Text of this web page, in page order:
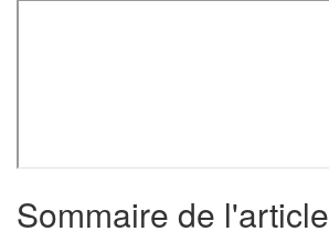
Sommaire de l'article